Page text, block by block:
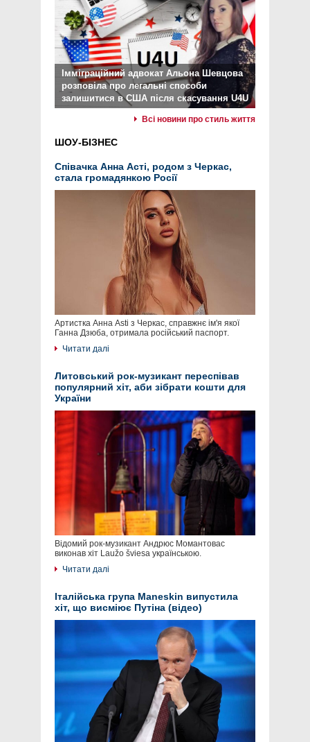
Імміграційний адвокат Альона Шевцова
розповіла про легальні способи
залишитися в США після скасування U4U
Всі новини про стиль життя
ШОУ-БІЗНЕС
Співачка Анна Асті, родом з Черкас,
стала громадянкою Росії
Артистка Анна Asti з Черкас, справжнє ім'я якої
Ганна Дзюба, отримала російський паспорт.
Читати далі
Литовський рок-музикант переспівав
популярний хіт, аби зібрати кошти для
України
Відомий рок-музикант Андрюс Момантовас
виконав хіт Laužo šviesa українською.
Читати далі
Італійська група Maneskin випустила
хіт, що висміює Путіна (відео)